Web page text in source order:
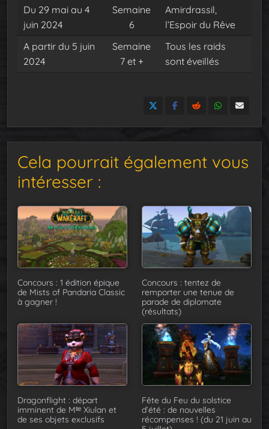
Du 29 mai au 4
juin 2024
Semaine
6
Amirdrassil,
l’Espoir du Rêve
A partir du 5 juin
2024
Semaine
7 et +
Tous les raids
sont éveillés
Cela pourrait également vous
intéresser :
Concours : 1 édition épique
de Mists of Pandaria Classic
à gagner !
Concours : tentez de
remporter une tenue de
parade de diplomate
(résultats)
Dragonflight : départ
imminent de Mˡˡᵉ Xiulan et
de ses objets exclusifs
Fête du Feu du solstice
d’été : de nouvelles
récompenses ! (du 21 juin au